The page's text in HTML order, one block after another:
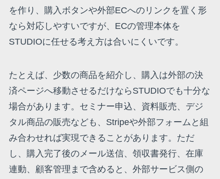
を作り、購入ボタンや外部ECへのリンクを置く形
なら対応しやすいですが、ECの管理本体を
STUDIOに任せる考え方は合いにくいです。
たとえば、少数の商品を紹介し、購入は外部の決
済ページへ移動させるだけならSTUDIOでも十分な
場合があります。セミナー申込、資料販売、デジ
タル商品の販売なども、Stripeや外部フォームと組
み合わせれば実現できることがあります。ただ
し、購入完了後のメール送信、領収書発行、在庫
連動、顧客管理まで含めると、外部サービス側の